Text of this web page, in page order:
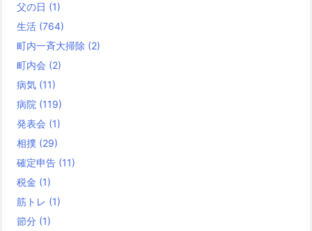
父の日 (1)
生活 (764)
町内一斉大掃除 (2)
町内会 (2)
病気 (11)
病院 (119)
発表会 (1)
相撲 (29)
確定申告 (11)
税金 (1)
筋トレ (1)
節分 (1)